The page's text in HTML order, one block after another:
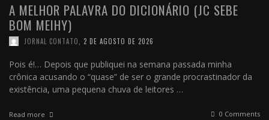
A MELHOR PALAVRA DO DICIONÁRIO (JC SEBE
BOM MEIHY)
JORNAL CONTATO, 2 DE AGOSTO DE 2026
Pois é!… Depois que publiquei na semana passada minha
crônica acusando o “quase” de ser o grande procrastinador da
existência, uma pequena chuva de leitores …
Read more 0 Comments